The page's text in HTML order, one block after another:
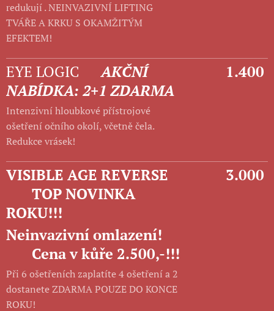
redukují . NEINVAZIVNÍ LIFTING
TVÁŘE A KRKU S OKAMŽITÝM
EFEKTEM!
EYE LOGICAKČNÍ
NABÍDKA: 2+1 ZDARMA
Intenzivní hloubkové přístrojové
ošetření očního okolí, včetně čela.
Redukce vrásek!
1.400
VISIBLE AGE REVERSE
TOP NOVINKA
ROKU!!!
Neinvazivní omlazení!
Cena v kůře 2.500,-!!!
Při 6 ošetřeních zaplatíte 4 ošetření a 2
dostanete ZDARMA POUZE DO KONCE
ROKU!
3.000